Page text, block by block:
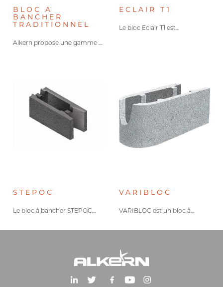
BLOC A
BANCHER
TRADITIONNEL
Alkern propose une gamme complète…
ECLAIR T1
Le bloc Eclair T1 est…
STEPOC
Le bloc à bancher STEPOC…
VARIBLOC
VARIBLOC est un bloc à…